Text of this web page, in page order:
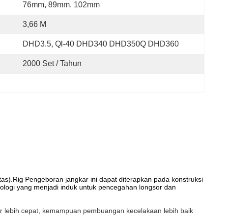
76mm, 89mm, 102mm
3,66 M
DHD3.5, Ql-40 DHD340 DHD350Q DHD360
2000 Set / Tahun
Pengeboran jangkar ini dapat diterapkan pada konstruksi
yang menjadi induk untuk pencegahan longsor dan
cepat, kemampuan pembuangan kecelakaan lebih baik